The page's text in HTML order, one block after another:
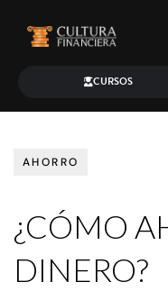
CURSOS
AHORRO
¿CÓMO
DINERO?